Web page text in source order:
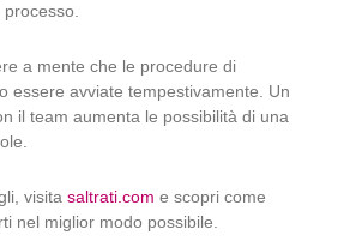
a mente che le procedure di
essere avviate tempestivamente. Un
il team aumenta le possibilità di una
visita saltrati.com e scopri come
nel miglior modo possibile.